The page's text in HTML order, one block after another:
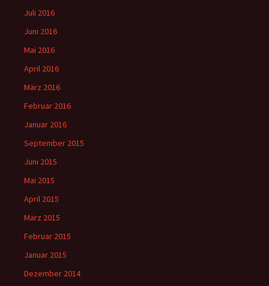
Juli 2016
Juni 2016
Mai 2016
April 2016
März 2016
Februar 2016
Januar 2016
September 2015
Juni 2015
Mai 2015
April 2015
März 2015
Februar 2015
Januar 2015
Dezember 2014